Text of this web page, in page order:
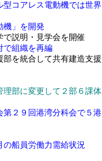
型コアレス電動機では世界
」を開発
で説明・見学会を開催
で組織を再編
を統合して共有建造支援
部に変更して２部６課体
第２９回港湾分科会で５港
の船員労働力需給状況